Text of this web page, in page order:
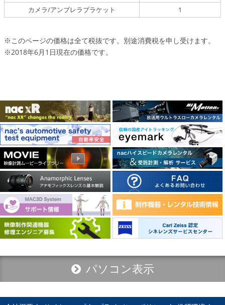
カメラ/アンブレラブラケット
1
※このページの価格は全て税抜です。別途消費税を申し受けます。
※2018年6月1日現在の価格です。
パソコン表示